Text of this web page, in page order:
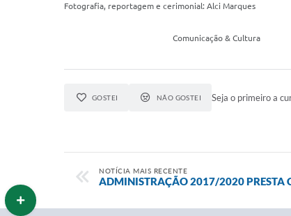
Fotografia, reportagem e cerimonial: Alci Marques
Comunicação & Cultura
GOSTEI NÃO GOSTEI Seja o primeiro a
NOTÍCIA MAIS RECENTE
ADMINISTRAÇÃO 2017/2020 PRESTA